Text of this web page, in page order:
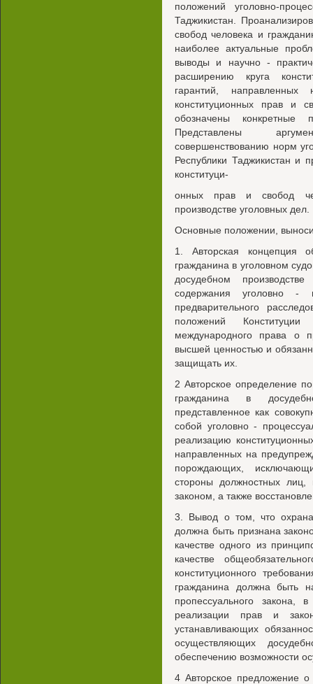
положений уголовно-
Таджикистан.
свобод человека и
наиболее актуальные
выводы и научно -
расширению круга
гарантий,
конституционных прав и
обозначены
Представлены
совершенствованию норм
Республики Таджикистан и
конституци-
онных прав и свобод
производстве уголовных дел.
Основные положении,
1. Авторская концепция
гражданина в уголовном
досудебном
содержания уголовно -
предварительного
положений
международного права о
высшей ценностью и
защищать их.
2 Авторское определение
гражданина в
представленное как
собой уголовно -
реализацию
направленных на
порождающих,
стороны должностных лиц,
законом, а также
3. Вывод о том, что
должна быть признана
качестве одного из
качестве
конституционного
гражданина должна быть
пропессуального закона,
реализации прав и
устанавливающих
осуществляющих
обеспечению возможности
4 Авторское предложение о